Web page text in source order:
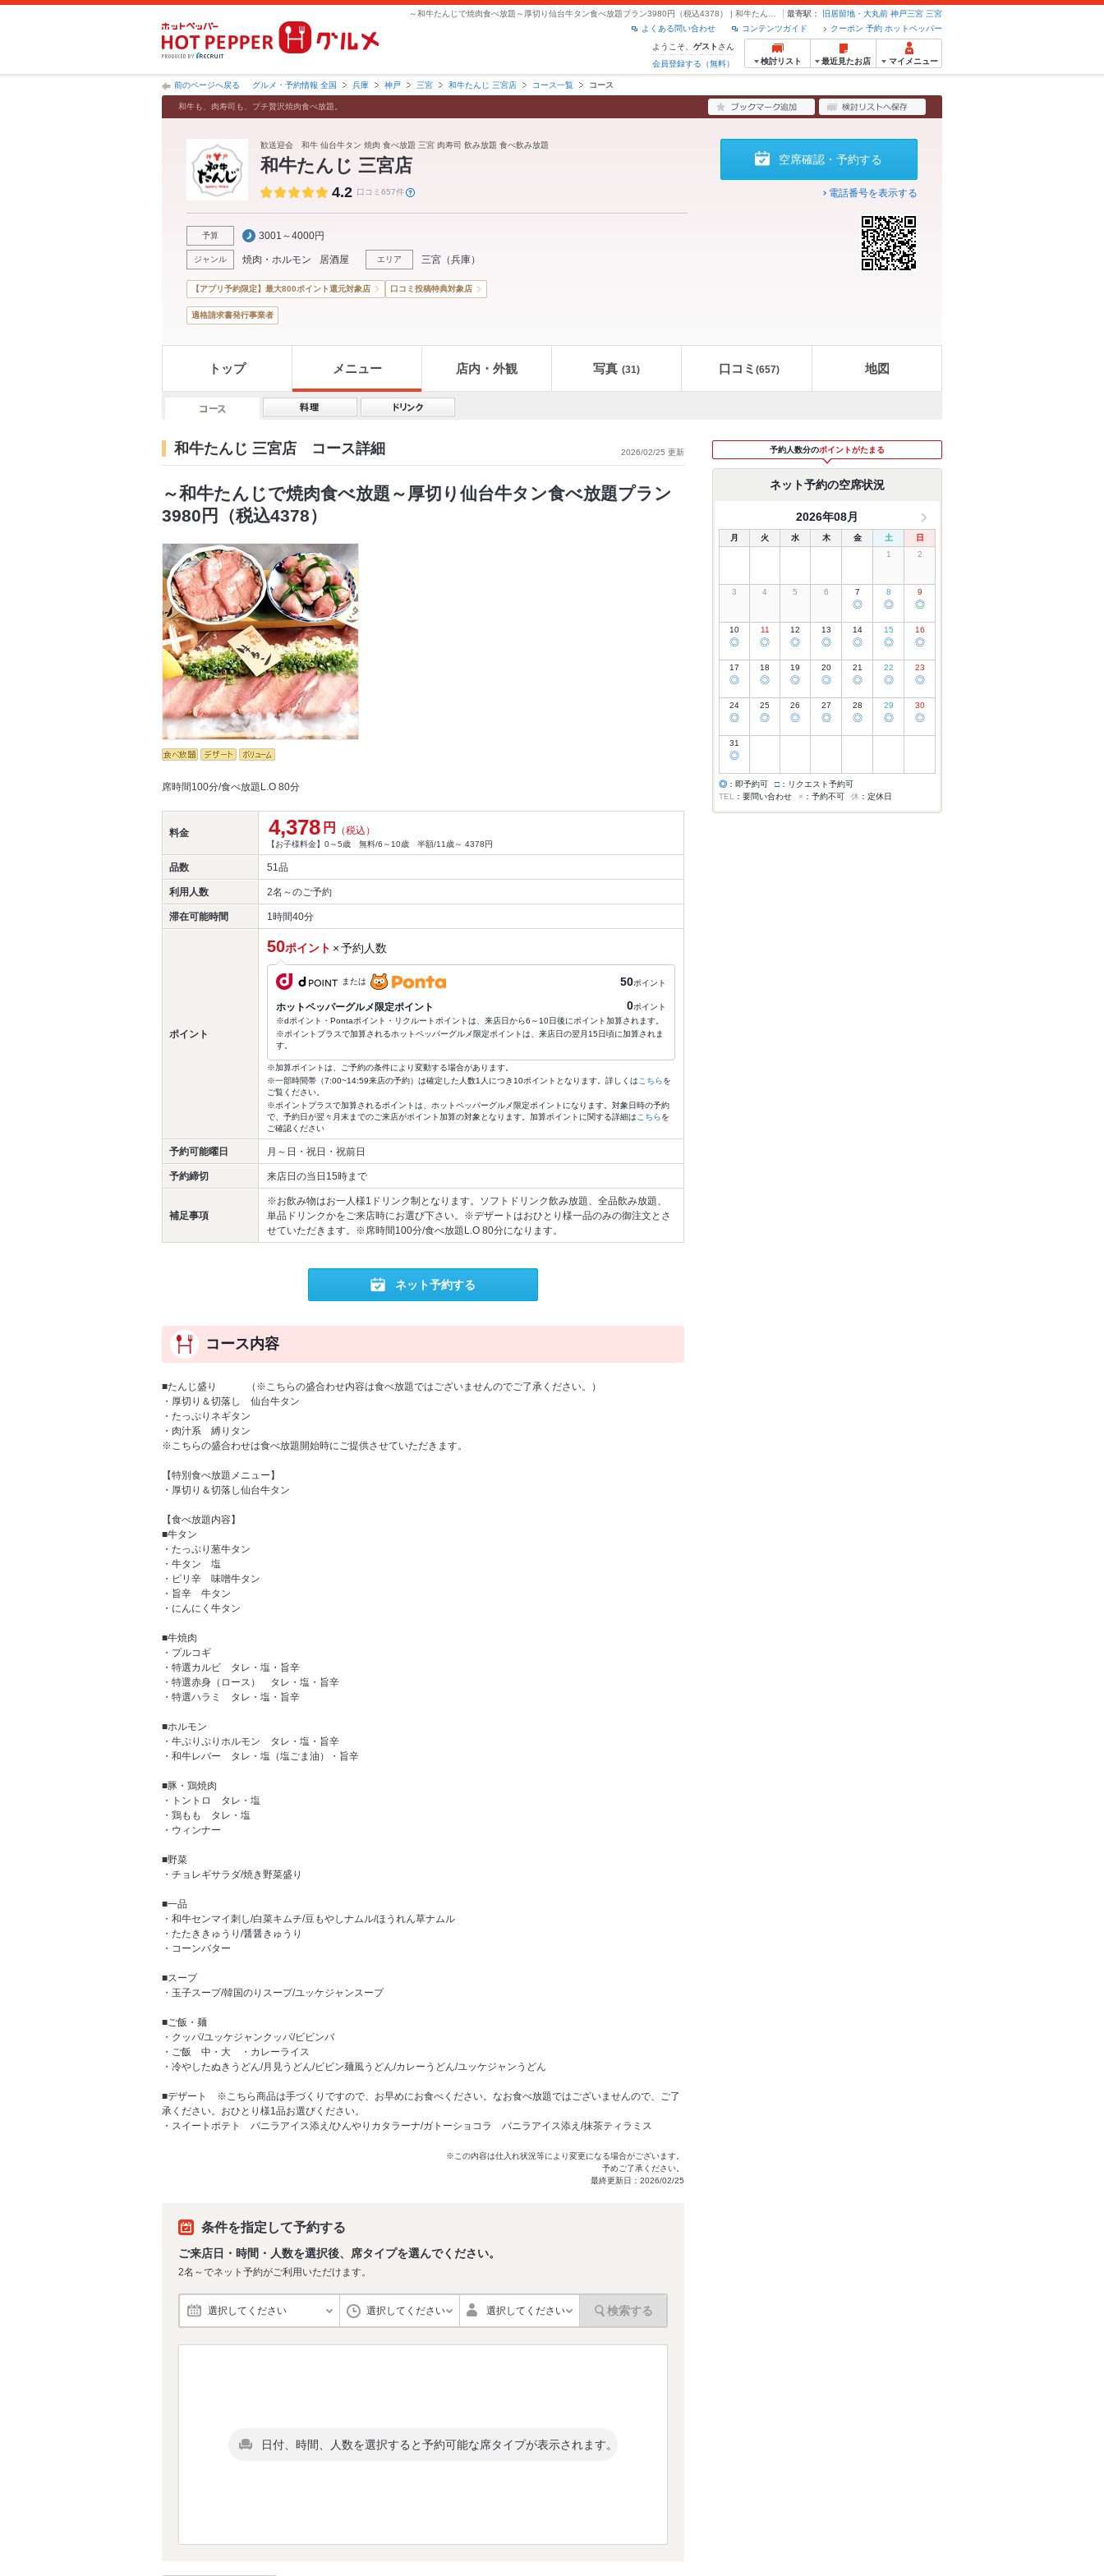
最寄駅： 旧居留地・大丸前 神戸三宮 三宮
クーポン 予約 ホットペッパー
コンテンツガイド
よくある問い合わせ
ようこそ、 ゲスト さん
会員登録する（無料）
検討リスト 最近見たお店 マイメニュー
前のページへ戻る グルメ・予約情報 全国 兵庫 神戸 三宮 和牛たんじ 三宮店 コース一覧 コース
和牛も、肉寿司も、プチ贅沢焼肉食べ放題。
歓送迎会 和牛 仙台牛タン 焼肉 食べ放題 三宮 肉寿司 飲み放題 食べ飲み放題
和牛たんじ 三宮店
4.2 口コミ657件
予算 3001～4000円
ジャンル 焼肉・ホルモン 居酒屋 エリア 三宮 （兵庫）
空席確認・予約する
電話番号を表示する
【アプリ予約限定】最大800ポイント還元対象店 口コミ投稿特典対象店
適格請求書発行事業者
トップ メニュー 店内・外観 写真 (31) 口コミ (657) 地図
和牛たんじ 三宮店 コース詳細 2026/02/25 更新
～和牛たんじで焼肉食べ放題～厚切り仙台牛タン食べ放題プラン
3980円（税込4378）
席時間100分/食べ放題L.O 80分
料金 4,378 円 （税込）
【お子様料金】0～5歳 無料/6～10歳 半額/11歳～ 4378円
品数 51品
利用人数 2名～のご予約
滞在可能時間 1時間40分
ポイント
50ポイント ×予約人数
または 50ポイント
ホットペッパーグルメ限定ポイント 0ポイント
※dポイント・Pontaポイント・リクルートポイントは、来店日から6～10日後にポイント加算されます。
※ポイントプラスで加算されるホットペッパーグルメ限定ポイントは、来店日の翌月15日頃に加算されま
す。
※加算ポイントは、ご予約の条件により変動する場合があります。
※一部時間帯（7:00~14:59来店の予約）は確定した人数1人につき10ポイントとなります。詳しくは こちらを
ご覧ください。
※ポイントプラスで加算されるポイントは、ホットペッパーグルメ限定ポイントになります。対象日時の予約
で、予約日が翌々月末までのご来店がポイント加算の対象となります。加算ポイントに関する詳細は こちらを
ご確認ください
予約可能曜日 月～日・祝日・祝前日
予約締切 来店日の当日15時まで
補足事項
※お飲み物はお一人様1ドリンク制となります。ソフトドリンク飲み放題、全品飲み放題、
単品ドリンクかをご来店時にお選び下さい。※デザートはおひとり様一品のみの御注文とさ
せていただきます。※席時間100分/食べ放題L.O 80分になります。
ネット予約する
コース内容
■たんじ盛り （※こちらの盛合わせ内容は食べ放題ではございませんのでご了承ください。）
・厚切り＆切落し 仙台牛タン
・たっぷりネギタン
・肉汁系 縛りタン
※こちらの盛合わせは食べ放題開始時にご提供させていただきます。
【特別食べ放題メニュー】
・厚切り＆切落し仙台牛タン
【食べ放題内容】
■牛タン
・たっぷり葱牛タン
・牛タン 塩
・ピリ辛 味噌牛タン
・旨辛 牛タン
・にんにく牛タン
■牛焼肉
・プルコギ
・特選カルビ タレ・塩・旨辛
・特選赤身（ロース） タレ・塩・旨辛
・特選ハラミ タレ・塩・旨辛
■ホルモン
・牛ぷりぷりホルモン タレ・塩・旨辛
・和牛レバー タレ・塩（塩ごま油）・旨辛
■豚・鶏焼肉
・トントロ タレ・塩
・鶏もも タレ・塩
・ウィンナー
■野菜
・チョレギサラダ/焼き野菜盛り
■一品
・和牛センマイ刺し/白菜キムチ/豆もやしナムル/ほうれん草ナムル
・たたききゅうり/醤醤きゅうり
・コーンバター
■スープ
・玉子スープ/韓国のりスープ/ユッケジャンスープ
■ご飯・麺
・クッパ/ユッケジャンクッパ/ビビンバ
・ご飯 中・大 ・カレーライス
・冷やしたぬきうどん/月見うどん/ビビン麺風うどん/カレーうどん/ユッケジャンうどん
■デザート ※こちら商品は手づくりですので、お早めにお食べください。なお食べ放題ではございませんので、ご了
承ください。おひとり様1品お選びください。
・スイートポテト バニラアイス添え/ひんやりカタラーナ/ガトーショコラ バニラアイス添え/抹茶ティラミス
※この内容は仕入れ状況等により変更になる場合がございます。
予めご了承ください。
最終更新日：2026/02/25
条件を指定して予約する
ご来店日・時間・人数を選択後、席タイプを選んでください。
2名～でネット予約がご利用いただけます。
選択してください 選択してください 選択してください 検索する
日付、時間、人数を選択すると予約可能な席タイプが表示されます。
予約人数分のポイントがたまる
ネット予約の空席状況
2026年08月
月 火 水 木 金 土
日
1
2
3 4 5 6 7
◎
8
◎
9
◎
10
◎
11
◎
12
◎
13
◎
14
◎
15
◎
16
◎
17
◎
18
◎
19
◎
20
◎
21
◎
22
◎
23
◎
24
◎
25
◎
26
◎
27
◎
28
◎
29
◎
30
◎
31
◎
◎ ：即予約可 □ ：リクエスト予約可
TEL
：要問い合わせ × ：予約不可 休 ：定休日